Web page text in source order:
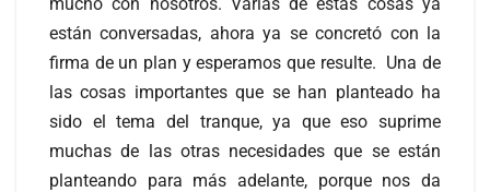
están conversadas, ahora ya se concretó con la
firma de un plan y esperamos que resulte. Una de
las cosas importantes que se han planteado ha
sido el tema del tranque, ya que eso suprime
muchas de las otras necesidades que se están
planteando para más adelante, porque nos da